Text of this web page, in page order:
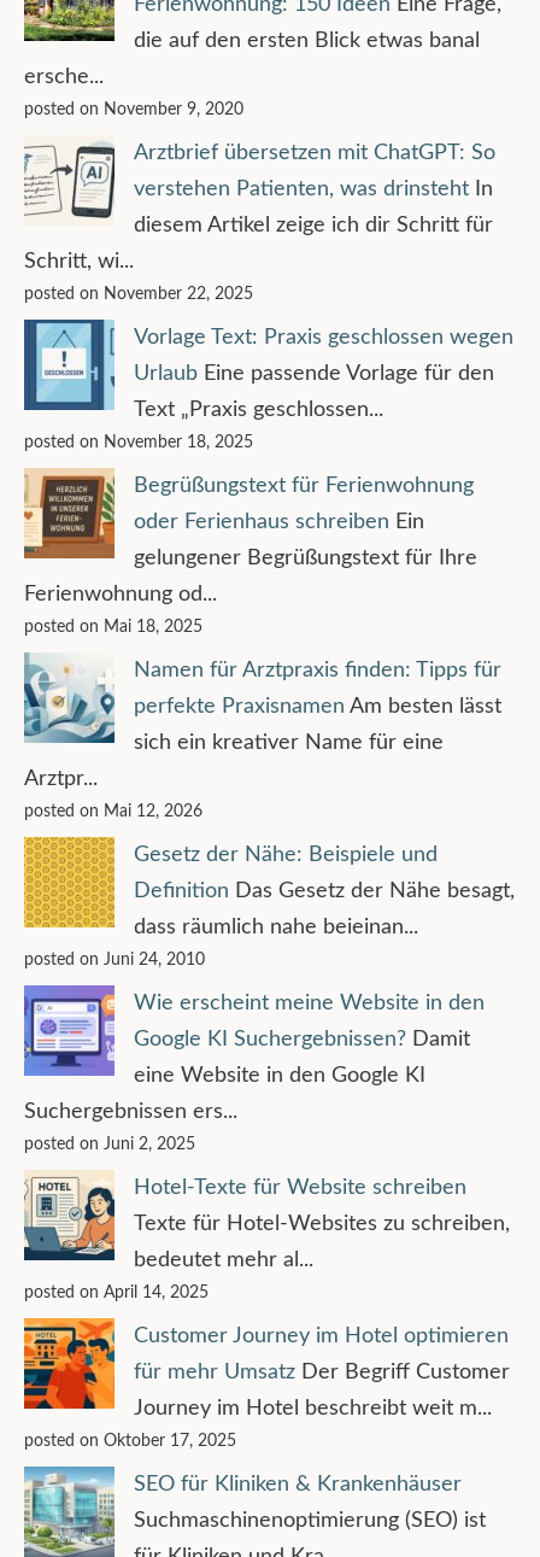
Ferienwohnung: 150 Ideen Eine Frage,
die auf den ersten Blick etwas banal
ersche...
posted on November 9, 2020
Arztbrief übersetzen mit ChatGPT: So
verstehen Patienten, was drinsteht
In
diesem Artikel zeige ich dir Schritt für
Schritt, wi...
posted on November 22, 2025
Vorlage Text: Praxis geschlossen wegen
Urlaub Eine passende Vorlage für den
Text „Praxis geschlossen...
posted on November 18, 2025
Begrüßungstext für Ferienwohnung
oder Ferienhaus schreiben Ein
gelungener Begrüßungstext für Ihre
Ferienwohnung od...
posted on Mai 18, 2025
Namen für Arztpraxis finden: Tipps für
perfekte Praxisnamen Am besten lässt
sich ein kreativer Name für eine
Arztpr...
posted on Mai 12, 2026
Gesetz der Nähe: Beispiele und
Definition Das Gesetz der Nähe besagt,
dass räumlich nahe beieinan...
posted on Juni 24, 2010
Wie erscheint meine Website in den
Google KI Suchergebnissen? Damit
eine Website in den Google KI
Suchergebnissen ers...
posted on Juni 2, 2025
Hotel-Texte für Website schreiben
Texte für Hotel-Websites zu schreiben,
bedeutet mehr al...
posted on April 14, 2025
Customer Journey im Hotel optimieren
für mehr Umsatz Der Begriff Customer
Journey im Hotel beschreibt weit m...
posted on Oktober 17, 2025
SEO für Kliniken & Krankenhäuser
Suchmaschinenoptimierung (SEO) ist